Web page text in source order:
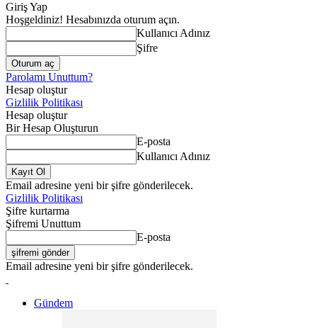
Giriş Yap
Hoşgeldiniz! Hesabınızda oturum açın.
Kullanıcı Adınız
Şifre
Parolamı Unuttum?
Hesap oluştur
Gizlilik Politikası
Hesap oluştur
Bir Hesap Oluşturun
E-posta
Kullanıcı Adınız
Email adresine yeni bir şifre gönderilecek.
Gizlilik Politikası
Şifre kurtarma
Şifremi Unuttum
E-posta
Email adresine yeni bir şifre gönderilecek.
Gündem